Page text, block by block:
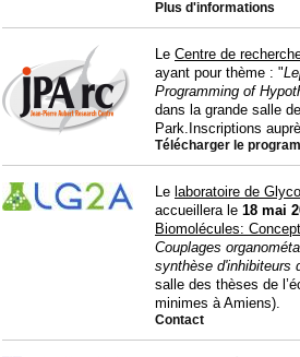
Plus d'informations
Le Centre de
ayant pour thème : "
Programming of
dans la grande salle
Park.Inscriptions
Télécharger le
Le laboratoire de
accueillera le 18 mai
Biomolécules:
Couplages
synthèse d'inhibiteurs
salle des thèses de
minimes à Amiens).
Contact